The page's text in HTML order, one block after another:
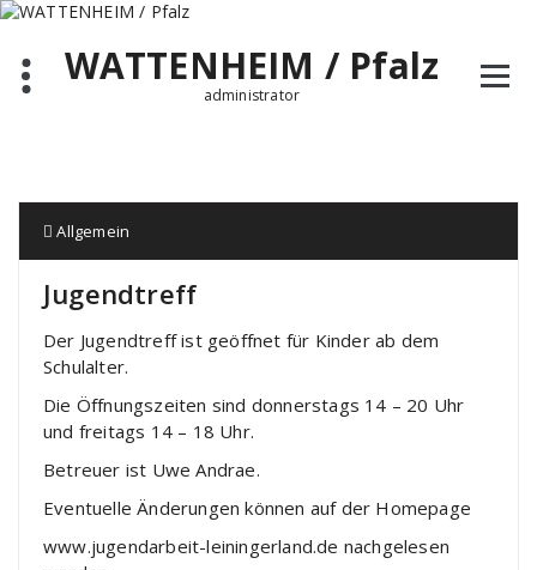
Zum
springenWATTENHEIM / Pfalz
administrator
Allgemein
Jugendtreff
Der Jugendtreff ist geöffnet für Kinder ab dem
Schulalter.
Die Öffnungszeiten sind donnerstags 14 – 20 Uhr
und freitags 14 – 18 Uhr.
Betreuer ist Uwe Andrae.
Eventuelle Änderungen können auf der Homepage
www.jugendarbeit-leiningerland.de nachgelesen